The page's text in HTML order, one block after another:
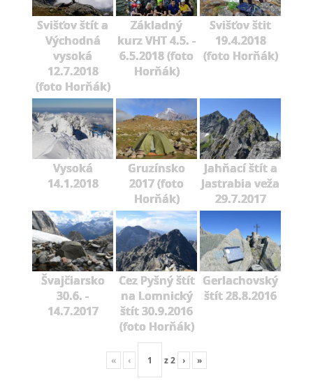
Svišťov štít a
Východná
vysoká
12.7.2018
(foto Horňák)
Základný
kurz VHT 4.5. -
6.5.2018 (foto
Horňák)
Svišťov štit
19.4.2018
(foto Horňák)
Vysoká
14.1.2018
Gruzínsko
2017 (foto
Horňák)
Jahňací štít a
Jastrabia veža
29.7.2017
Švajčiarsko
30.6. -
14.7.2017
Cez Pyšný štít
na Lomnický
štít 30.9.2016
(foto Horňák)
Gerlachovský
štít 28.8.2016
« ‹ z2 › »